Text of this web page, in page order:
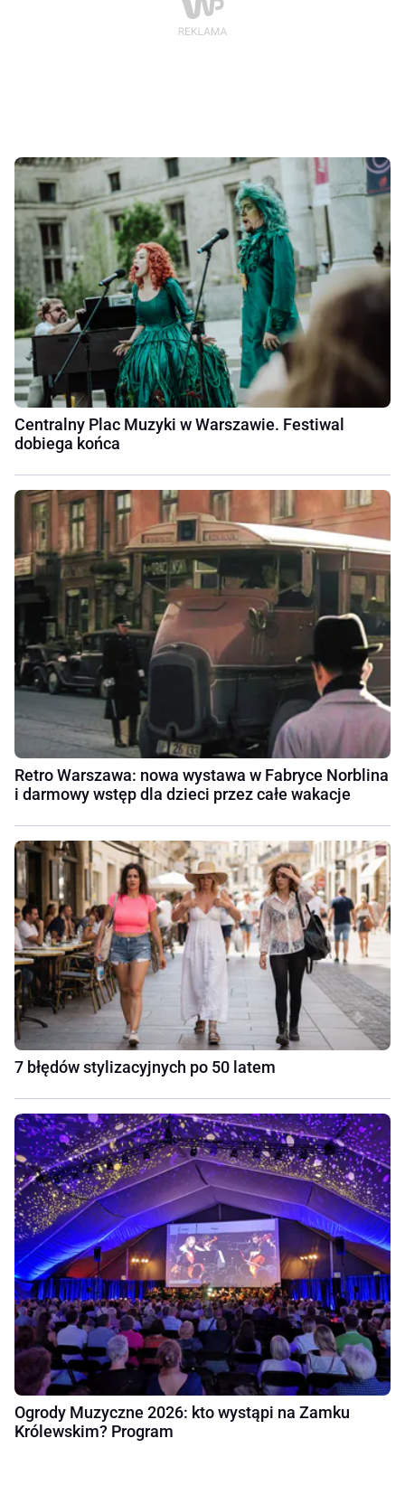
Centralny Plac Muzyki w Warszawie. Festiwal
dobiega końca
Retro Warszawa: nowa wystawa w Fabryce Norblina
i darmowy wstęp dla dzieci przez całe wakacje
7 błędów stylizacyjnych po 50 latem
Ogrody Muzyczne 2026: kto wystąpi na Zamku
Królewskim? Program